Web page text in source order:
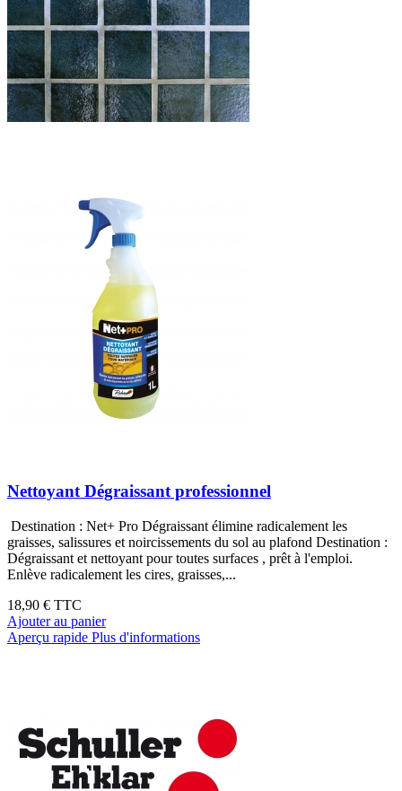
Nettoyant Dégraissant professionnel
Destination : Net+ Pro Dégraissant élimine radicalement les
graisses, salissures et noircissements du sol au plafond Destination :
Dégraissant et nettoyant pour toutes surfaces , prêt à l'emploi.
Enlève radicalement les cires, graisses,...
18,90 € TTC
Ajouter au panier
Aperçu rapide Plus d'informations